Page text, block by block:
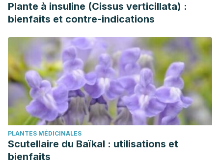
Plante à insuline (Cissus verticillata) :
bienfaits et contre-indications
PLANTES MÉDICINALES
Scutellaire du Baïkal : utilisations et
bienfaits